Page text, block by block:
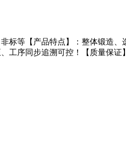
标等【产品特点】：整体锻造
序同步追溯可控！【质量保